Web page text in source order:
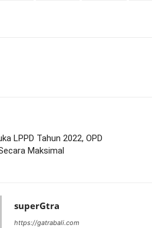
LPPD Tahun 2022, OPD
Maksimal
superGtra
https://gatrabali.com